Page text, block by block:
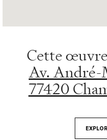
Cette
Av. André-
77420